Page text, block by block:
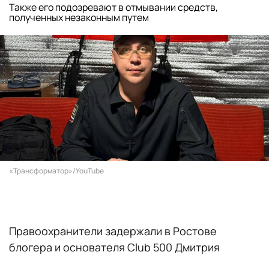
Также его подозревают в отмывании средств,
полученных незаконным путем
«Трансформатор»/YouTube
Правоохранители задержали в Ростове
блогера и основателя Club 500 Дмитрия